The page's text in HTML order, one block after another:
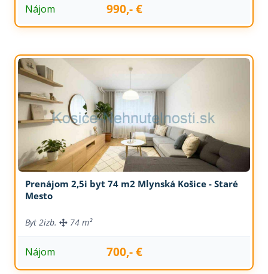
Nájom 990,- €
Prenájom 2,5i byt 74 m2 Mlynská Košice - Staré
Mesto
Byt 2izb. 74 m²
Nájom 700,- €